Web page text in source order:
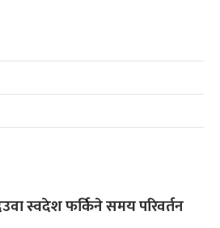
स्वदेश फर्किने समय परिवर्तन